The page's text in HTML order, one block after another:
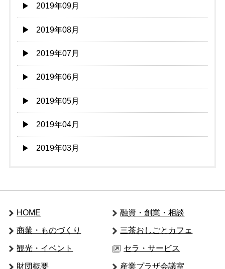
2019年09月
2019年08月
2019年07月
2019年06月
2019年05月
2019年04月
2019年03月
HOME 融資・創業・相談
商業・ものづくり 三茶おしごとカフェ
観光・イベント セラ・サービス
財団概要 産業プラザ会議室